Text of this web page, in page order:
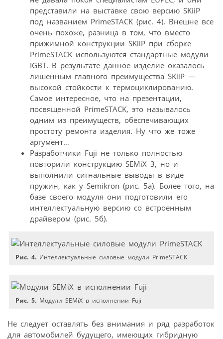
представили на выставке свою версию SKiiP
под названием PrimeSTACK (рис. 4). Внешне все
очень похоже, разница в том, что вместо
прижимной конструкции SKiiP при сборке
PrimeSTACK используются стандартные модули
IGBT. В результате данное изделие оказалось
лишенным главного преимущества SKiiP —
высокой стойкости к термоциклированию.
Самое интересное, что на презентации,
посвященной PrimeSTACK, это называлось
одним из преимуществ, обеспечивающих
простоту ремонта изделия. Ну что же тоже
аргумент…
Разработчики Fuji не только полностью
повторили конструкцию SEMiX 3, но и
выполнили сигнальные выводы в виде
пружин, как у Semikron (рис. 5а). Более того, на
базе своего модуля они подготовили его
интеллектуальную версию со встроенным
драйвером (рис. 5б).
Рис. 4. Интеллектуальные силовые модули PrimeSTACK
Рис. 5. Модули SEMiX в исполнении Fuji
Не следует оставлять без внимания и ряд разработок
для автомобилей будущего, имеющих гибридную